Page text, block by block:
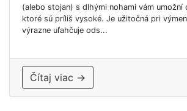
(alebo stojan) s dlhými nohami vám umožní
ktoré sú príliš vysoké. Je užitočná pri
výrazne uľahčuje ods...
Čítaj viac →